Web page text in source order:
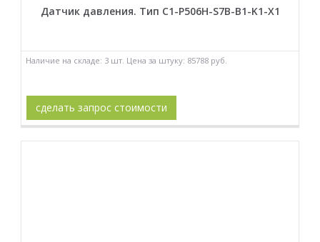
Датчик давления. Тип C1-P506H-S7B-B1-K1-X1
Наличие на складе: 3 шт. Цена за штуку: 85788 руб.
сделать запрос стоимости